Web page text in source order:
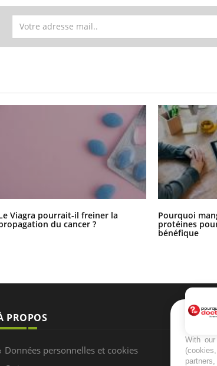
Viagra pourrait-il freiner la
du cancer ?
Pourquoi
protéines
bénéfique
PROPOS
Données personnelles et cookies
With